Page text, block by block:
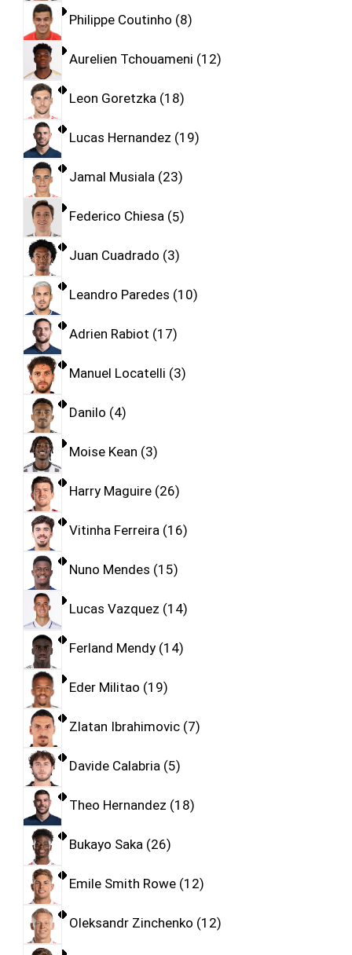
Philippe Coutinho 8
Aurelien Tchouameni 12
Leon Goretzka 18
Lucas Hernandez 19
Jamal Musiala 23
Federico Chiesa 5
Juan Cuadrado 3
Leandro Paredes 10
Adrien Rabiot 17
Manuel Locatelli 3
Danilo 4
Moise Kean 3
Harry Maguire 26
Vitinha Ferreira 16
Nuno Mendes 15
Lucas Vazquez 14
Ferland Mendy 14
Eder Militao 19
Zlatan Ibrahimovic 7
Davide Calabria 5
Theo Hernandez 18
Bukayo Saka 26
Emile Smith Rowe 12
Oleksandr Zinchenko 12